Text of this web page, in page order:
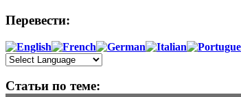
Перевести:
Статьи по теме: